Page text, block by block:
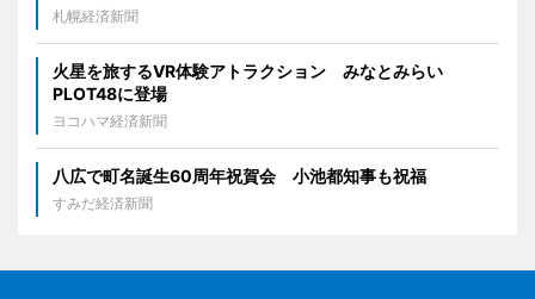
札幌経済新聞
火星を旅するVR体験アトラクション みなとみらい
PLOT48に登場
ヨコハマ経済新聞
八広で町名誕生60周年祝賀会 小池都知事も祝福
すみだ経済新聞